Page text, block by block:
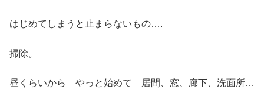
はじめてしまうと止まらないもの….
掃除。
昼くらいから やっと始めて 居間、窓、廊下、洗面所…